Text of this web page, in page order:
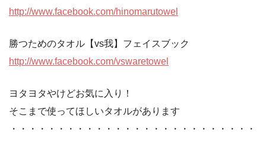
http://www.facebook.com/hinomarutowel
勝つためのタオル【vs我】フェイスブック
http://www.facebook.com/vswaretowel
ヨタヨタやけどお気に入り！
そこまで使ってほしいタオルがあります
・・・・・・・・・・・・・・・・・・・・・・・・・・